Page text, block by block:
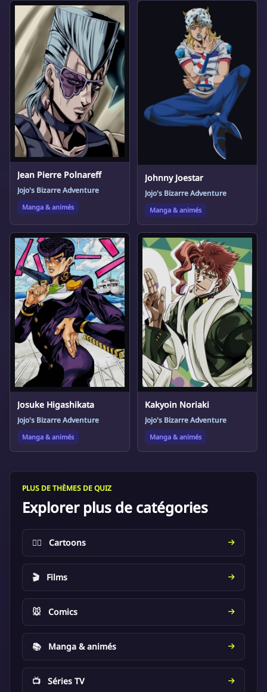
Jean Pierre Polnareff
Jojo's Bizarre Adventure
Manga & animés
Johnny Joestar
Jojo's Bizarre Adventure
Manga & animés
Josuke Higashikata
Jojo's Bizarre Adventure
Manga & animés
Kakyoin Noriaki
Jojo's Bizarre Adventure
Manga & animés
PLUS DE THÈMES DE QUIZ
Explorer plus de catégories
🦸‍♂️ Cartoons
🎬 Films
🐭 Comics
📚 Manga & animés
📺 Séries TV